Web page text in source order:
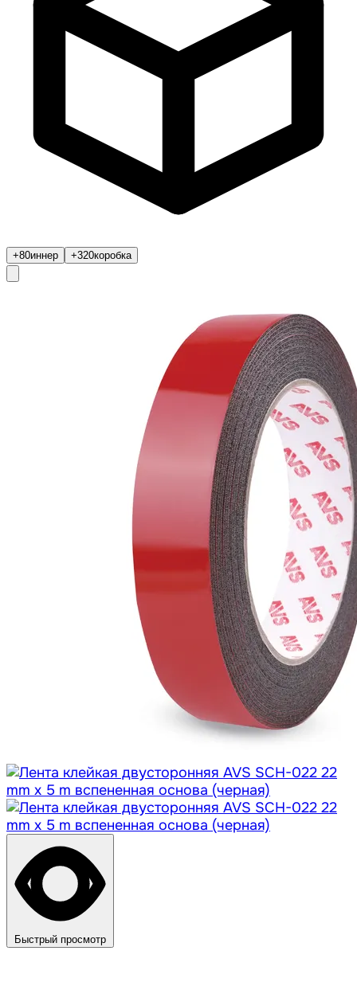
+80иннер +320коробка
Быстрый просмотр